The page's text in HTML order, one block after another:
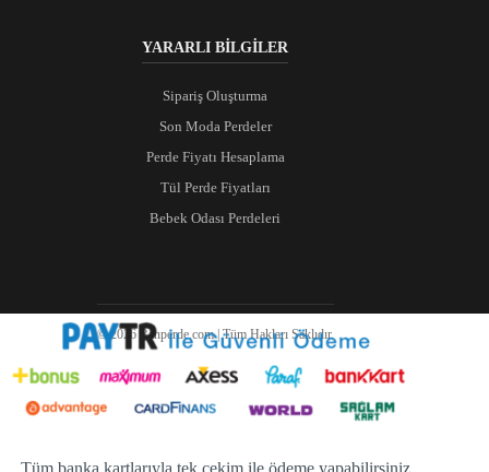
YARARLI BİLGİLER
Sipariş Oluşturma
Son Moda Perdeler
Perde Fiyatı Hesaplama
Tül Perde Fiyatları
Bebek Odası Perdeleri
© 2026 Ranperde.com | Tüm Hakları Saklıdır.
Tüm banka kartlarıyla tek çekim ile ödeme yapabilirsiniz